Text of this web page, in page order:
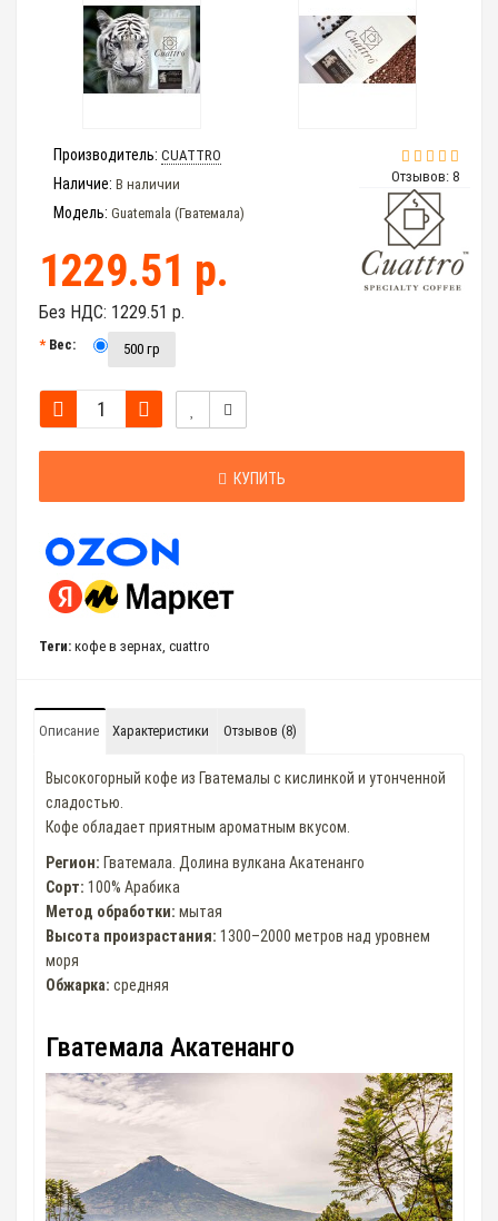
Отзывов: 8
Производитель: CUATTRO
Наличие: В наличии
Модель: Guatemala (Гватемала)
1229.51 р.
Без НДС: 1229.51 р.
Вес: 500 гр
КУПИТЬ
Теги: кофе в зернах, cuattro
Описание Характеристики Отзывов (8)
Высокогорный кофе из Гватемалы с кислинкой и утонченной
сладостью.
Кофе обладает приятным ароматным вкусом.
Регион: Гватемала. Долина вулкана Акатенанго
Сорт: 100% Арабика
Метод обработки: мытая
Высота произрастания: 1300–2000 метров над уровнем
моря
Обжарка: средняя
Гватемала Акатенанго